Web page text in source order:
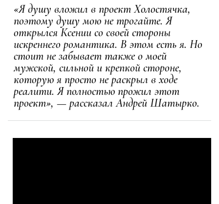
«Я душу вложил в проект Холостячка,
поэтому душу мою не трогайте. Я
открылся Ксении со своей стороны
искреннего романтика. В этом есть я. Но
стоит не забывает также о моей
мужской, сильной и крепкой стороне,
которую я просто не раскрыл в ходе
реалити. Я полностью прожил этот
проект», — рассказал Андрей Шатырко.